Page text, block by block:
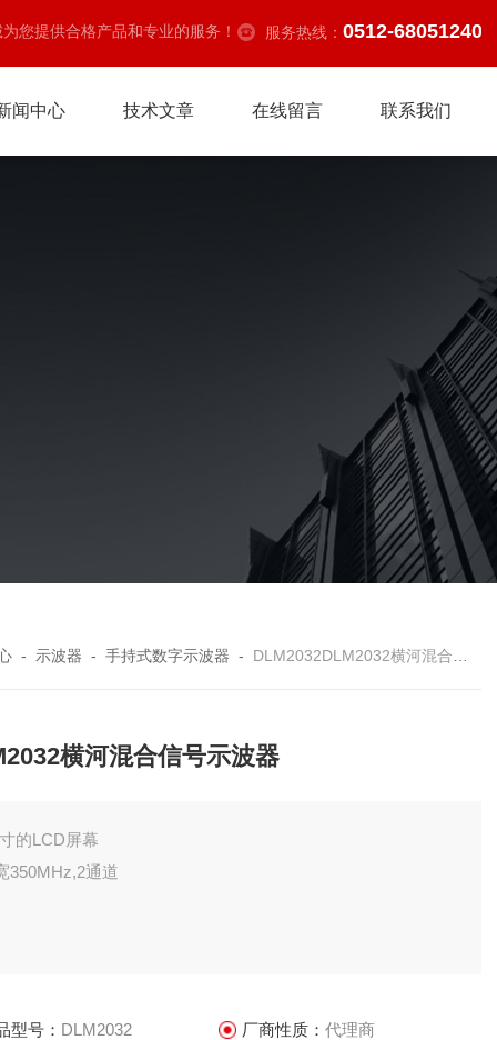
您提供合格产品和专业的服务！ 服务热线： 0512-68051240
闻中心 技术文章 在线留言 联系我们
- 示波器 -手持式数字示波器 - DLM2032DLM2032横河混合信号示波器
横河混合信号示波器
的LCD屏幕
350MHz,2通道
型号： DLM2032 厂商性质： 代理商